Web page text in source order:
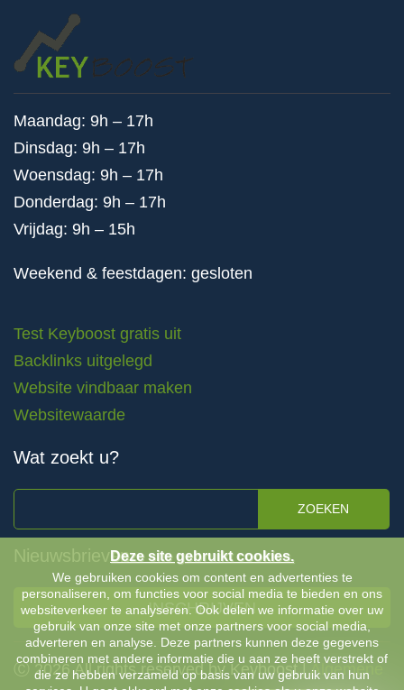
Maandag: 9h – 17h
Dinsdag: 9h – 17h
Woensdag: 9h – 17h
Donderdag: 9h – 17h
Vrijdag: 9h – 15h
Weekend & feestdagen: gesloten
Test Keyboost gratis uit
Backlinks uitgelegd
Website vindbaar maken
Websitewaarde
Wat zoekt u?
ZOEKEN
Nieuwsbrieven
INSCHRIJVEN
Ⓒ 2026 All rights reserved by Keyboost |Algemene
Deze site gebruikt cookies.
We gebruiken cookies om content en advertenties te
personaliseren, om functies voor social media te bieden en ons
websiteverkeer te analyseren. Ook delen we informatie over uw
gebruik van onze site met onze partners voor social media,
adverteren en analyse. Deze partners kunnen deze gegevens
combineren met andere informatie die u aan ze heeft verstrekt of
die ze hebben verzameld op basis van uw gebruik van hun